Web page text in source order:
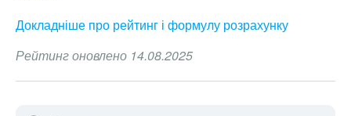
Докладніше про рейтинг і формулу розрахунку
Рейтинг оновлено 14.08.2025